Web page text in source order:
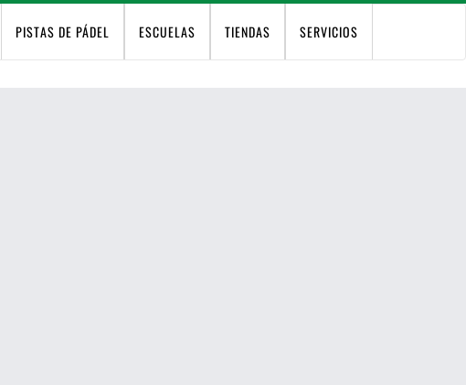
PISTAS DE PÁDEL ESCUELAS TIENDAS SERVICIOS